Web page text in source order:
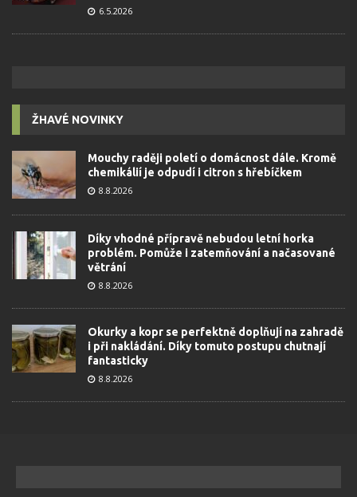
6.5.2026
ŽHAVÉ NOVINKY
Mouchy raději poletí o domácnost dále. Kromě
chemikálií je odpudí i citron s hřebíčkem
8.8.2026
Díky vhodné přípravě nebudou letní horka
problém. Pomůže i zatemňování a načasované
větrání
8.8.2026
Okurky a kopr se perfektně doplňují na zahradě
i při nakládání. Díky tomuto postupu chutnají
fantasticky
8.8.2026